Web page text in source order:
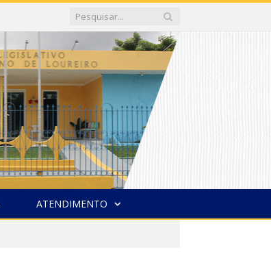
ATENDIMENTO